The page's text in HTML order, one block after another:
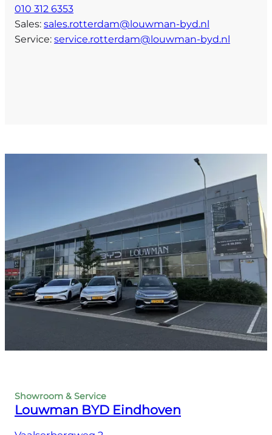
010 312 6353
Sales: sales.rotterdam@louwman-byd.nl
Service: service.rotterdam@louwman-byd.nl
Showroom & Service
Louwman BYD Eindhoven